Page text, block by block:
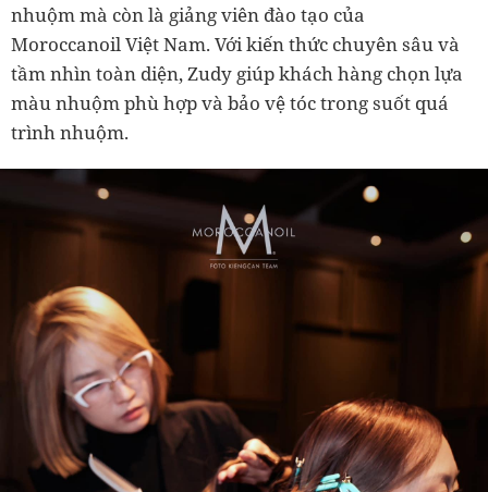
nhuộm mà còn là giảng viên đào tạo của
Moroccanoil Việt Nam. Với kiến thức chuyên sâu và
tầm nhìn toàn diện, Zudy giúp khách hàng chọn lựa
màu nhuộm phù hợp và bảo vệ tóc trong suốt quá
trình nhuộm.